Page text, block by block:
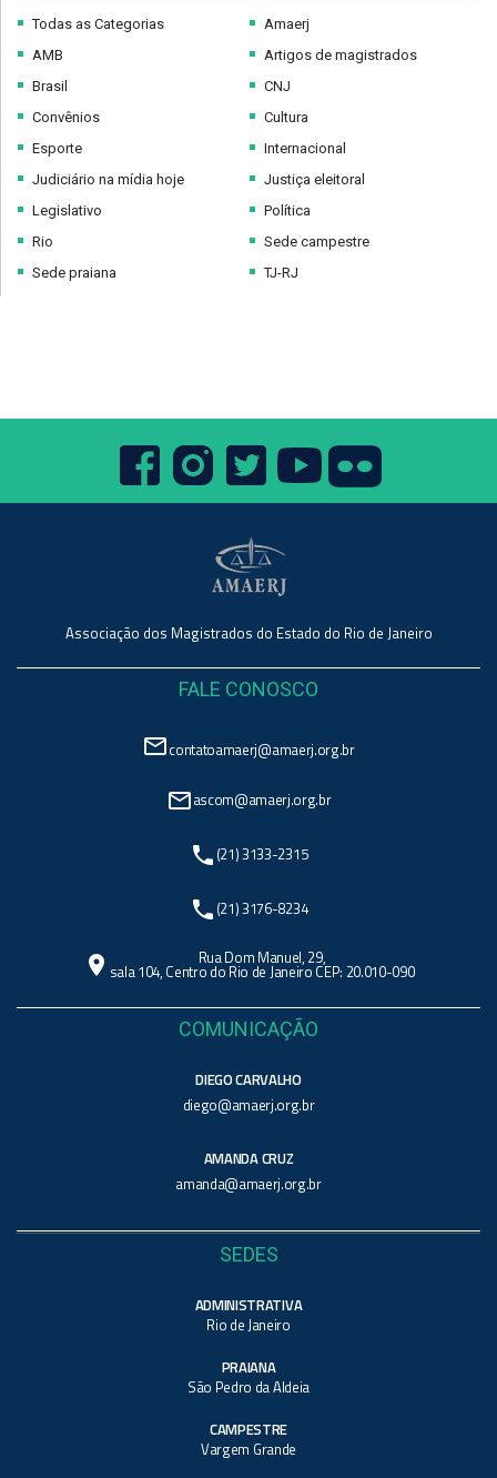
Todas as Categorias
AMB
Brasil
Convênios
Esporte
Judiciário na mídia hoje
Legislativo
Rio
Sede praiana
Amaerj
Artigos de magistrados
CNJ
Cultura
Internacional
Justiça eleitoral
Política
Sede campestre
TJ-RJ
Associação dos Magistrados do Estado do Rio de Janeiro
FALE CONOSCO
mail_outlinecontatoamaerj@amaerj.org.br
mail_outlineascom@amaerj.org.br
phone (21) 3133-2315
phone (21) 3176-8234
location_on Rua Dom Manuel, 29,
sala 104, Centro do Rio de Janeiro CEP: 20.010-090
COMUNICAÇÃO
DIEGO CARVALHO
diego@amaerj.org.br
AMANDA CRUZ
amanda@amaerj.org.br
SEDES
ADMINISTRATIVA
Rio de Janeiro
PRAIANA
São Pedro da Aldeia
CAMPESTRE
Vargem Grande